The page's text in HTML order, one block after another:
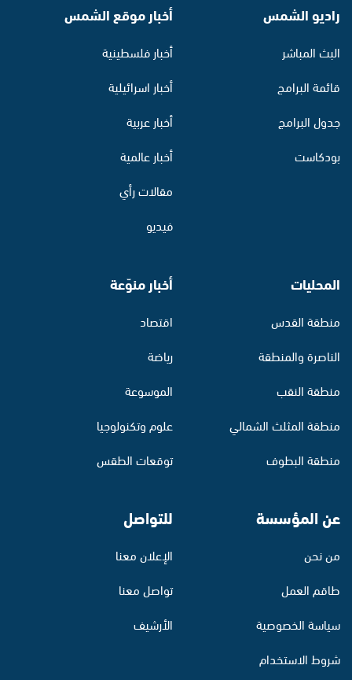
راديو الشمس
البث المباشر
قائمة البرامج
جدول البرامج
بودكاست
أخبار موقع الشمس
أخبار فلسطينية
أخبار اسرائيلية
أخبار عربية
أخبار عالمية
مقالات رأي
فيديو
المحليات
منطقة القدس
الناصرة والمنطقة
منطقة النقب
منطقة المثلث الشمالي
منطقة البطوف
أخبار منوّعة
اقتصاد
رياضة
الموسوعة
علوم وتكنولوجيا
توقعات الطقس
عن المؤسسة
من نحن
طاقم العمل
سياسة الخصوصية
شروط الاستخدام
للتواصل
الإعلان معنا
تواصل معنا
الأرشيف